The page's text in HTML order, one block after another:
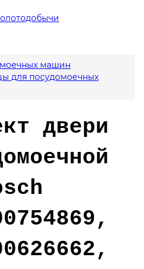
машин
для посудомоечных
двери